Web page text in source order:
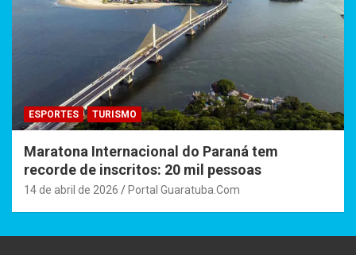
ESPORTES TURISMO
Maratona Internacional do Paraná tem
recorde de inscritos: 20 mil pessoas
14 de abril de 2026 Portal Guaratuba.Com